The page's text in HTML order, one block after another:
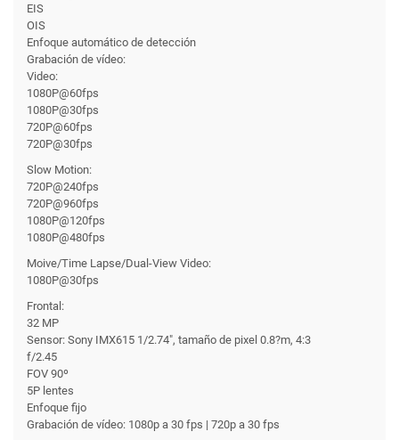
EIS
OIS
Enfoque automático de detección
Grabación de vídeo:
Video:
1080P@60fps
1080P@30fps
720P@60fps
720P@30fps
Slow Motion:
720P@240fps
720P@960fps
1080P@120fps
1080P@480fps
Moive/Time Lapse/Dual-View Video:
1080P@30fps
Frontal:
32 MP
Sensor: Sony IMX615 1/2.74", tamaño de pixel 0.8?m, 4:3
f/2.45
FOV 90º
5P lentes
Enfoque fijo
Grabación de vídeo: 1080p a 30 fps | 720p a 30 fps